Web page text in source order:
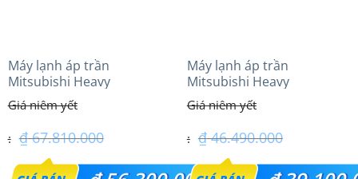
Máy lạnh áp trần
Mitsubishi Heavy
FDE125VG (5.0Hp) Cao cấp
– 3 Pha
₫67.810.000
Giá
Máy lạnh áp trần
Mitsubishi Heavy
FDE100VG (4.0Hp) Cao cấp
– 1 Pha
₫46.490.000
Giá